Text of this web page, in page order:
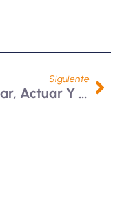
Siguiente
Pensar, Actuar Y Educar Para La Paz